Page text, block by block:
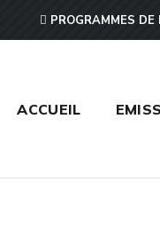
PROGRAMMES
ACCUEIL